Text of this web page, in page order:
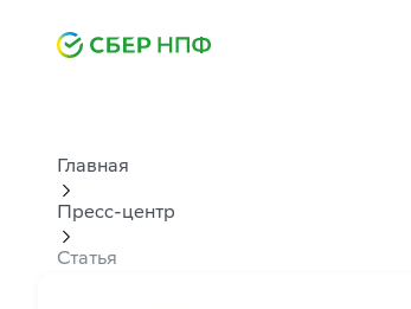
Главная
Пресс-центр
Статья